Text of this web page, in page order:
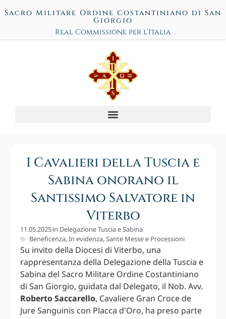
Sacro Militare Ordine Costantiniano di San
Giorgio
Real Commissione per l’Italia
I Cavalieri della Tuscia e
Sabina onorano il
Santissimo Salvatore in
Viterbo
11.05.2025in Delegazione Tuscia e Sabina
Beneficenza,In evidenza,Sante Messe e Processioni
Su invito della Diocesi di Viterbo, una
rappresentanza della Delegazione della Tuscia e
Sabina del Sacro Militare Ordine Costantiniano
di San Giorgio, guidata dal Delegato, il Nob. Avv.
Roberto Saccarello, Cavaliere Gran Croce de
Jure Sanguinis con Placca d'Oro, ha preso parte